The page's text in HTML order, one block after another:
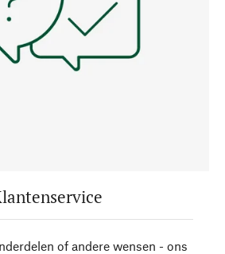
of andere wensen - ons